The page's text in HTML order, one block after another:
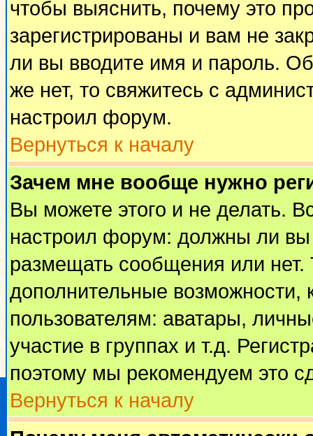
чтобы выяснить, почему это
зарегистрированы и вам не
ли вы вводите имя и пароль.
же нет, то свяжитесь с
настроил форум.
Вернуться к началу
Зачем мне вообще нужно
Вы можете этого и не делать.
настроил форум: должны ли вы
размещать сообщения или
дополнительные
пользователям: аватары,
участие в группах и т.д.
поэтому мы рекомендуем это
Вернуться к началу